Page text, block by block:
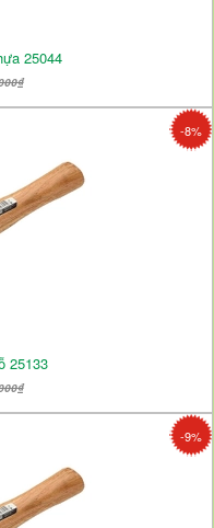
25044
-8%
25133
-9%